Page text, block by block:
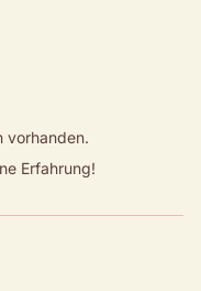
vorhanden.
Erfahrung!